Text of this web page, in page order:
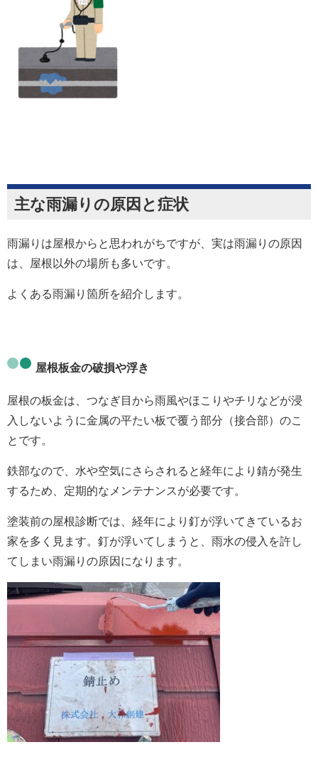
主な雨漏りの原因と症状
雨漏りは屋根からと思われがちですが、実は雨漏りの原因
は、屋根以外の場所も多いです。
よくある雨漏り箇所を紹介します。
屋根板金の破損や浮き
屋根の板金は、つなぎ目から雨風やほこりやチリなどが浸
入しないように金属の平たい板で覆う部分（接合部）のこ
とです。
鉄部なので、水や空気にさらされると経年により 錆が発生
するため、定期的なメンテナンスが必要です。
塗装前の屋根診断では、経年により 釘が浮いてきているお
家を多く見ます。釘が浮いてしまうと、雨水の侵入を許し
てしまい雨漏りの原因になります。